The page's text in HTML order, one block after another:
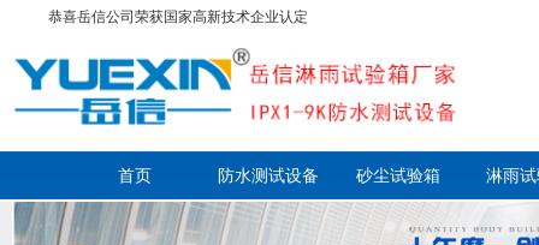
恭喜岳信公司荣获国家高新技术企业认定
首页 防水测试设备 砂尘试验箱 淋雨
走进岳信 联系